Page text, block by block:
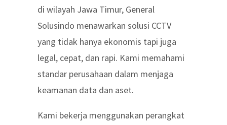
di wilayah Jawa Timur, General
Solusindo menawarkan solusi CCTV
yang tidak hanya ekonomis tapi juga
legal, cepat, dan rapi. Kami memahami
standar perusahaan dalam menjaga
keamanan data dan aset.
Kami bekerja menggunakan perangkat